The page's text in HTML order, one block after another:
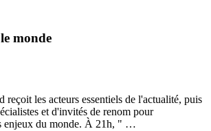
monde
reçoit les acteurs essentiels de l'actualité, puis
et d'invités de renom pour
enjeux du monde. À 21h, " …